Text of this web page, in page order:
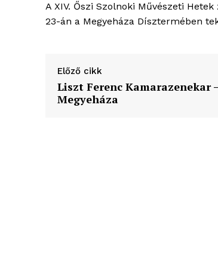
A XIV. Őszi Szolnoki Művészeti
23-án a Megyeháza Dísztermében
Előző cikk
Liszt Ferenc Kamarazenekar
Megyeháza